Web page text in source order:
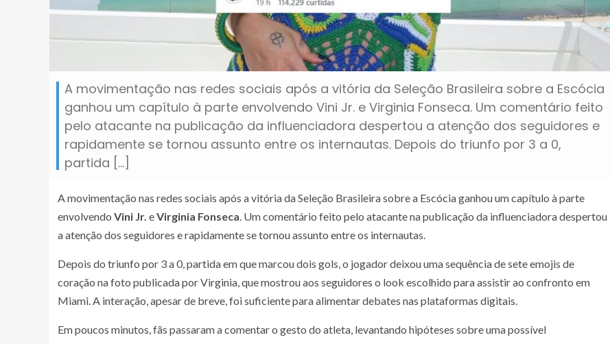
A movimentação nas redes sociais após a vitória da Seleção Brasileira sobre a Escócia
ganhou um capítulo à parte envolvendo Vini Jr. e Virginia Fonseca. Um comentário feito
pelo atacante na publicação da influenciadora despertou a atenção dos seguidores e
rapidamente se tornou assunto entre os internautas. Depois do triunfo por 3 a 0,
partida […]
A movimentação nas redes sociais após a vitória da Seleção Brasileira sobre a Escócia ganhou um capítulo à parte
envolvendo Vini Jr. eVirginia Fonseca. Um comentário feito pelo atacante na publicação da influenciadora despertou
a atenção dos seguidores e rapidamente se tornou assunto entre os internautas.
Depois do triunfo por 3 a 0, partida em que marcou dois gols, o jogador deixou uma sequência de sete emojis de
coração na foto publicada por Virginia, que mostrou aos seguidores o look escolhido para assistir ao confronto em
Miami. A interação, apesar de breve, foi suficiente para alimentar debates nas plataformas digitais.
Em poucos minutos, fãs passaram a comentar o gesto do atleta, levantando hipóteses sobre uma possível